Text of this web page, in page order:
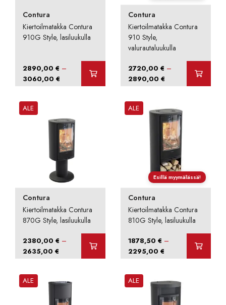
Contura
Kiertoilmatakka Contura
910G Style, lasiluukulla
2890,00€ –
3060,00€ Hintaluokka:
2890,00 €
Contura
Kiertoilmatakka Contura
910 Style,
valurautaluukulla
2720,00€ –
2890,00€ Hintaluokka:
2720,00 €
2890,00 €
ALE
Contura
Kiertoilmatakka Contura
870G Style, lasiluukulla
2380,00€ –
2635,00€ Hintaluokka:
2380,00 €
2635,00 €
Esillä myymälässä!
ALE
Contura
Kiertoilmatakka Contura
810G Style, lasiluukulla
1878,50€ –
2295,00€ Hintaluokka:
1878,50 €
2295,00 €
ALE ALE